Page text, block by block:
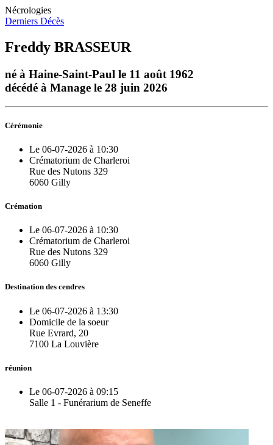
Nécrologies
Derniers Décès
Freddy BRASSEUR
né à Haine-Saint-Paul le 11 août 1962
décédé à Manage le 28 juin 2026
Cérémonie
Le 06-07-2026 à 10:30
Crématorium de Charleroi
Rue des Nutons 329
6060 Gilly
Crémation
Le 06-07-2026 à 10:30
Crématorium de Charleroi
Rue des Nutons 329
6060 Gilly
Destination des cendres
Le 06-07-2026 à 13:30
Domicile de la soeur
Rue Evrard, 20
7100 La Louvière
réunion
Le 06-07-2026 à 09:15
Salle 1 - Funérarium de Seneffe